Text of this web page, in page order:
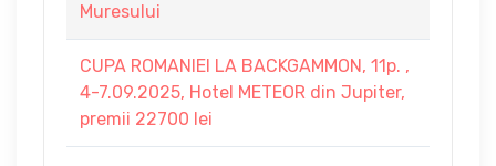
Muresului
CUPA ROMANIEI LA BACKGAMMON, 11p. ,
4-7.09.2025, Hotel METEOR din Jupiter,
premii 22700 lei